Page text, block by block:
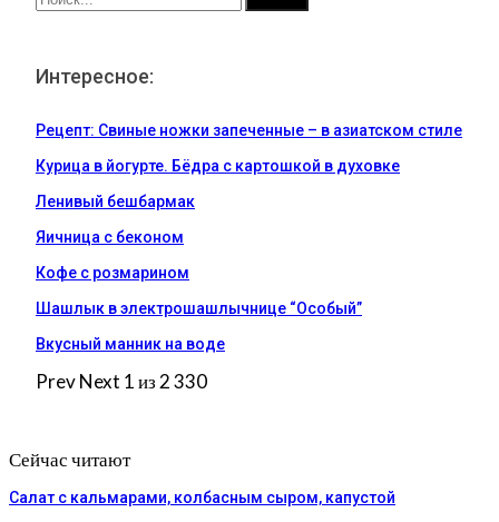
Интересное:
Рецепт: Свиные ножки запеченные – в азиатском стиле
Курица в йогурте. Бёдра с картошкой в духовке
Ленивый бешбармак
Яичница с беконом
Кофе с розмарином
Шашлык в электрошашлычнице “Особый”
Вкусный манник на воде
PrevNext 1 из 2 330
Сейчас читают
Салат с кальмарами, колбасным сыром, капустой